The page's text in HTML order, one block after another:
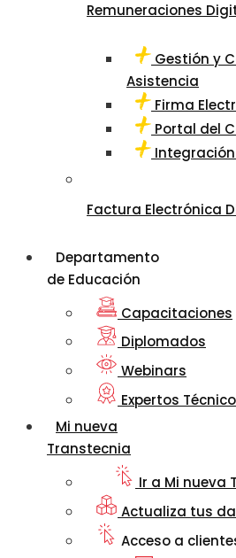
Remuneraciones
Gestión y
Asistencia
Firma
Portal del
Integración
Factura Electrónica
Departamento
de Educación
Capacitaciones
Diplomados
Webinars
Expertos
Mi nueva
Transtecnia
Ir a Mi nueva
Actualiza tus
Acceso a